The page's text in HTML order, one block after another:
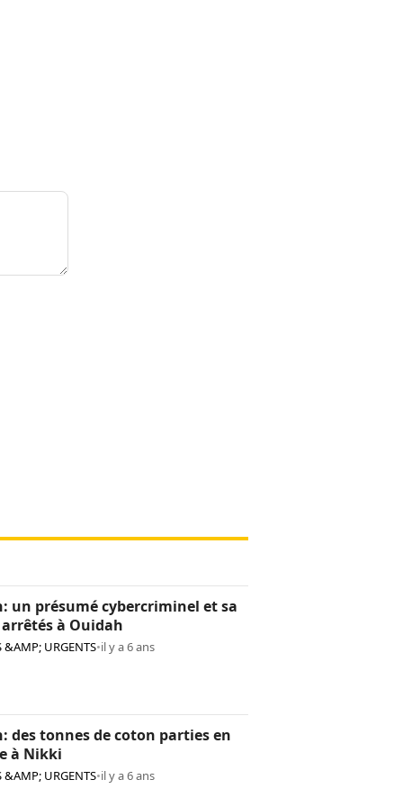
un présumé cybercriminel et sa
à Ouidah
&AMP; URGENTS•il y a 6 ans
des tonnes de coton parties en
à Nikki
&AMP; URGENTS•il y a 6 ans